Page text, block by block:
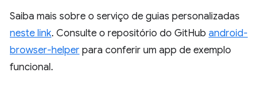
Saiba mais sobre o serviço de guias personalizadas
neste link. Consulte o repositório do GitHub android-
browser-helper para conferir um app de exemplo
funcional.